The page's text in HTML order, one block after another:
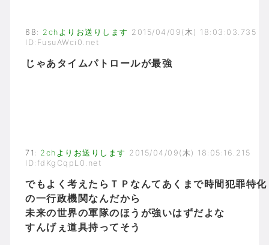
68 : 2chよりお送りします 2015/04/09(木) 18:03:03.735
ID:FusuAWci0.net
じゃあタイムパトロールが最強
71 : 2chよりお送りします 2015/04/09(木) 18:05:16.215
ID:fdKgCqpL0.net
でもよく考えたらＴＰなんてあくまで時間犯罪特化
の一行政機関なんだから
未来の世界の軍隊のほうが強いはずだよな
すんげぇ道具持ってそう